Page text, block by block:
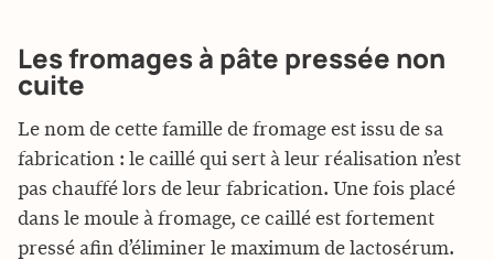
Les fromages à pâte pressée non
cuite
Le nom de cette famille de fromage est issu de sa
fabrication : le caillé qui sert à leur réalisation n’est
pas chauffé lors de leur fabrication. Une fois placé
dans le moule à fromage, ce caillé est fortement
pressé afin d’éliminer le maximum de lactosérum.